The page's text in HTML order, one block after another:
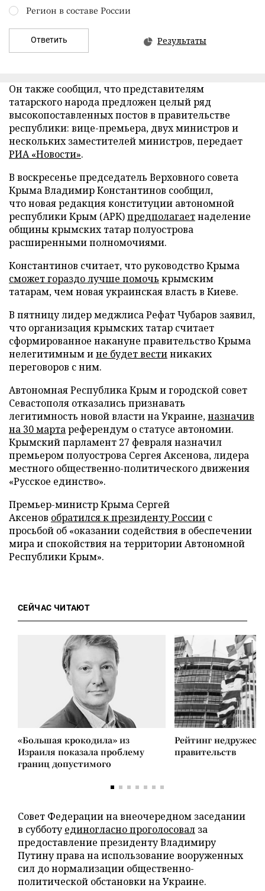
Регион в составе России
Ответить Результаты
Он также сообщил, что представителям
татарского народа предложен целый ряд
высокопоставленных постов в правительстве
республики: вице-премьера, двух министров и
нескольких заместителей министров,передает
РИА «Новости».
В воскресенье председатель Верховного совета
Крыма Владимир Константинов сообщил,
что новая редакция конституции автономной
республики Крым (АРК)предполагаетнаделение
общины крымских татар полуострова
расширенными полномочиями.
Константинов считает, что руководство Крыма
сможет гораздо лучше помочь крымским
татарам, чем новая украинская власть в Киеве.
В пятницу лидер меджлиса Рефат Чубаров заявил,
что организация крымских татар считает
сформированное накануне правительство Крыма
нелегитимным ине будет вестиникаких
переговоров с ним.
Автономная Республика Крым и городской совет
Севастополя отказались признавать
легитимность новой власти на Украине,назначив
на 30 мартареферендум о статусе автономии.
Крымский парламент 27 февраля назначил
премьером полуострова Сергея Аксенова, лидера
местного общественно-политического движения
«Русское единство».
Премьер-министр Крыма Сергей
Аксенов обратился к президенту России с
просьбой об «оказании содействия в обеспечении
мира и спокойствия на территории Автономной
Республики Крым».
СЕЙЧАС ЧИТАЮТ
«Большая крокодила» из
Израиля показала проблему
границ допустимого
Рейтинг
правительств
Совет Федерации на внеочередном заседании
в субботуединогласно проголосовал за
предоставление президенту Владимиру
Путину права на использование вооруженных
сил до нормализации общественно-
политической обстановки на Украине.